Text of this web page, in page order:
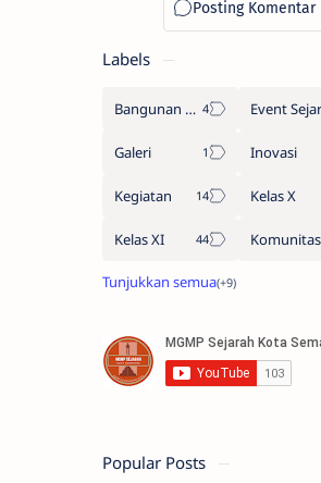
Labels
Bangunan Sejarah
Galeri Inovasi
Kegiatan Kelas X
Kelas XI
Popular Posts